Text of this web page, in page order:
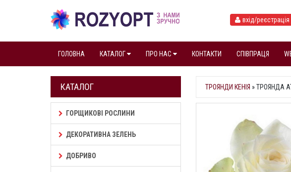
вхід/реєстрація
ГОЛОВНА КАТАЛОГ ПРО НАС КОНТАКТИ СПІВПРАЦЯ
КАТАЛОГ
ГОРЩИКОВІ РОСЛИНИ
ДЕКОРАТИВНА ЗЕЛЕНЬ
ДОБРИВО
ТРОЯНДИ КЕНІЯ »ТРОЯНДА